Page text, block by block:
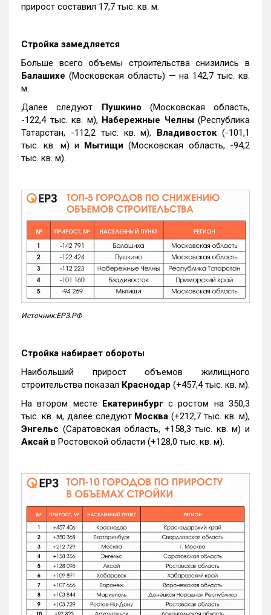
прирост составил 17,7 тыс. кв. м.
Стройка замедляется
Больше всего объемы строительства снизились в
Балашихе (Московская область) — на 142,7 тыс. кв.
м.
Далее следуют Пушкино (Московская область,
-122,4 тыс. кв. м), Набережные Челны(Республика
Татарстан, -112,2 тыс. кв. м), Владивосток(-101,1
тыс. кв. м) и Мытищи (Московская область, -94,2
тыс. кв. м).
Источник:ЕРЗ.РФ
Стройка набирает обороты
Наибольший прирост объемов жилищного
строительства показал Краснодар (+457,4 тыс. кв. м).
На втором месте Екатеринбургс ростом на 350,3
тыс. кв. м, далее следуют Москва (+212,7 тыс. кв. м),
Энгельс (Саратовская область, +158,3 тыс. кв. м) и
Аксай в Ростовской области (+128,0 тыс. кв. м).